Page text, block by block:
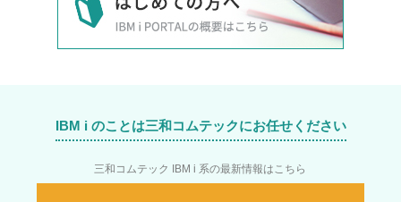
IBM i のことは三和コムテックにお任せください
三和コムテック IBM i 系の最新情報はこちら